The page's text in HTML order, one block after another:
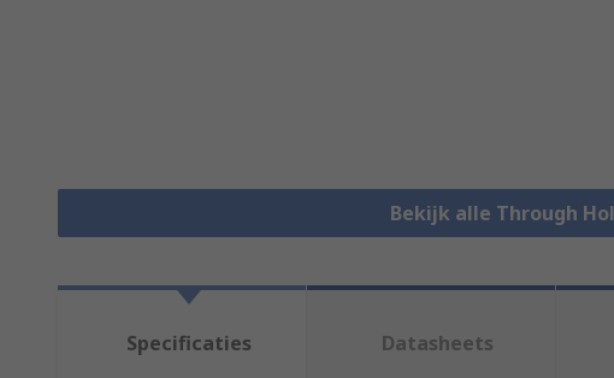
Bekijk alle Through
Specificaties Datasheets